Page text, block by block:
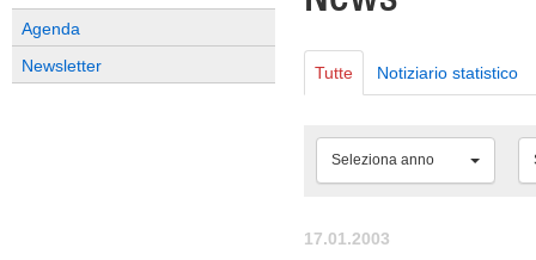
Agenda
Newsletter
Tutte Notiziario statistico
Seleziona anno
17.01.2003